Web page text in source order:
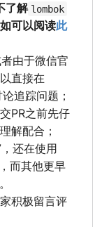
了解 lombok
可以阅读此
由于微信官
直接在
追踪问题；
PR之前先仔
解配合；
还在使用
，而其他更早
积极留言评